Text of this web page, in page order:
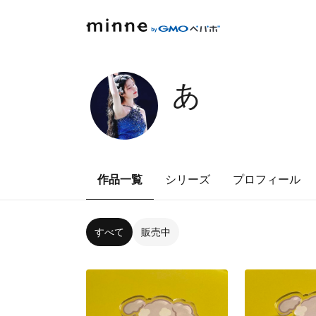
あ
作品一覧 シリーズ プロフィール
すべて 販売中